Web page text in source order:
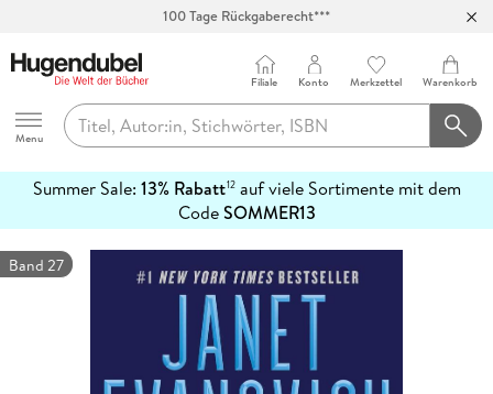
100 Tage Rückgaberecht***
Hugendubel
Menu
Filiale Konto Merkzettel Warenkorb
Summer Sale: 13% Rabatt12auf viele Sortimente mit dem
CodeSOMMER13
erfahren
Band 27